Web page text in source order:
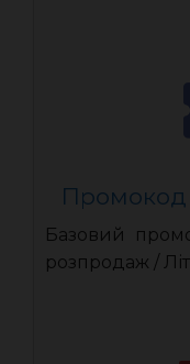
Промокод
Базовий
розпродаж /